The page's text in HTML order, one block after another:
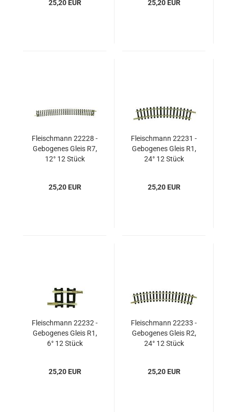
25,20 EUR 25,20 EUR
Fleischmann 22228 -
Gebogenes Gleis R7,
12° 12 Stück
25,20 EUR
Fleischmann 22231 -
Gebogenes Gleis R1,
24° 12 Stück
25,20 EUR
Fleischmann 22232 -
Gebogenes Gleis R1,
6° 12 Stück
25,20 EUR
Fleischmann 22233 -
Gebogenes Gleis R2,
24° 12 Stück
25,20 EUR